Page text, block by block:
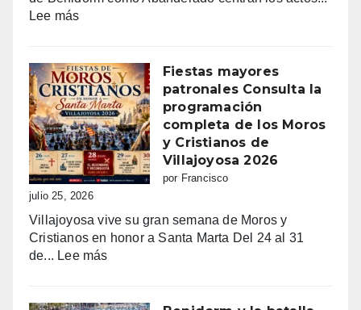
Lee más:
con
Sant
Jaume:
un
día
grande
de
fe,
y
emoción
Fiestas mayores
patronales Consulta la
programación
completa de los Moros
y Cristianos de
Villajoyosa 2026
por Francisco
julio 25, 2026
Villajoyosa vive su gran semana de Moros y
Cristianos en honor a Santa Marta Del 24 al 31
de... Lee más: